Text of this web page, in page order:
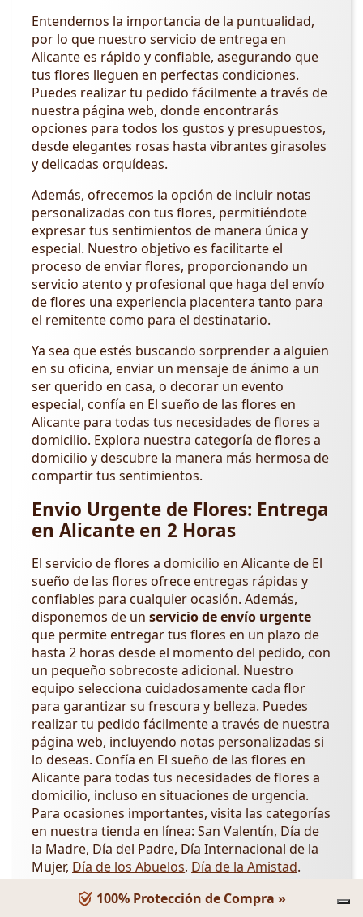
Entendemos la importancia de la puntualidad,
por lo que nuestro servicio de entrega en
Alicante es rápido y confiable, asegurando que
tus flores lleguen en perfectas condiciones.
Puedes realizar tu pedido fácilmente a través de
nuestra página web, donde encontrarás
opciones para todos los gustos y presupuestos,
desde elegantes rosas hasta vibrantes girasoles
y delicadas orquídeas.
Además, ofrecemos la opción de incluir notas
personalizadas con tus flores, permitiéndote
expresar tus sentimientos de manera única y
especial. Nuestro objetivo es facilitarte el
proceso de enviar flores, proporcionando un
servicio atento y profesional que haga del envío
de flores una experiencia placentera tanto para
el remitente como para el destinatario.
Ya sea que estés buscando sorprender a alguien
en su oficina, enviar un mensaje de ánimo a un
ser querido en casa, o decorar un evento
especial, confía en El sueño de las flores en
Alicante para todas tus necesidades de flores a
domicilio. Explora nuestra categoría de flores a
domicilio y descubre la manera más hermosa de
compartir tus sentimientos.
Envio Urgente de Flores: Entrega
en Alicante en 2 Horas
El servicio de flores a domicilio en Alicante de El
sueño de las flores ofrece entregas rápidas y
confiables para cualquier ocasión. Además,
disponemos de un servicio de envío urgente
que permite entregar tus flores en un plazo de
hasta 2 horas desde el momento del pedido, con
un pequeño sobrecoste adicional. Nuestro
equipo selecciona cuidadosamente cada flor
para garantizar su frescura y belleza. Puedes
realizar tu pedido fácilmente a través de nuestra
página web, incluyendo notas personalizadas si
lo deseas. Confía en El sueño de las flores en
Alicante para todas tus necesidades de flores a
domicilio, incluso en situaciones de urgencia.
Para ocasiones importantes, visita las categorías
en nuestra tienda en línea: San Valentín, Día de
la Madre, Día del Padre, Día Internacional de la
Mujer, Día de los Abuelos, Día de la Amistad.
Servicio a Domicilio en Alicante
100% Protección de Compra »